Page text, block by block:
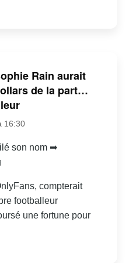
Rain aurait
de la part…
16:30
son nom ➡
compterait
footballeur
une fortune pour